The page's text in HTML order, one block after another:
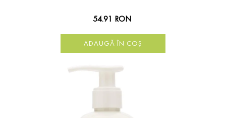
54.91 RON
ADAUGĂ ÎN COȘ